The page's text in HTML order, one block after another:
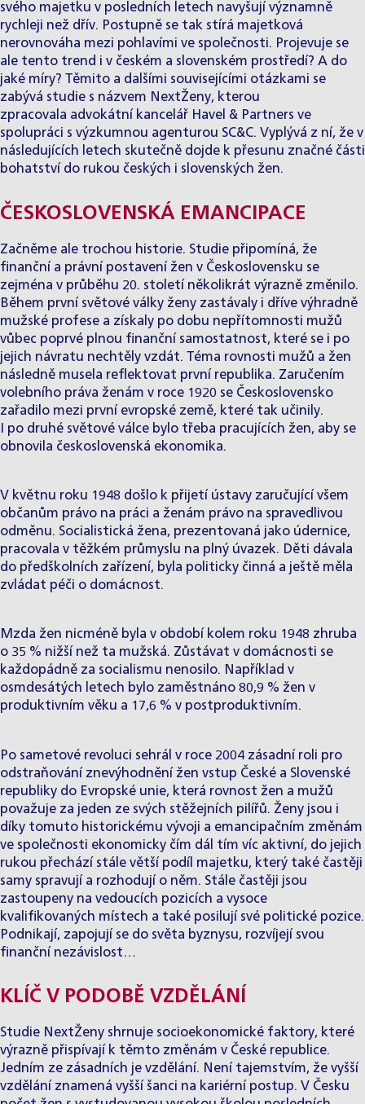
svého majetku v posledních letech navyšují významně
rychleji než dřív. Postupně se tak stírá majetková
nerovnováha mezi pohlavími ve společnosti. Projevuje se
ale tento trend i v českém a slovenském prostředí? A do
jaké míry? Těmito a dalšími souvisejícími otázkami se
zabývá studie s názvem NextŽeny, kterou
zpracovala advokátní kancelář Havel & Partners ve
spolupráci s výzkumnou agenturou SC&C. Vyplývá z ní, že v
následujících letech skutečně dojde k přesunu značné části
bohatství do rukou českých i slovenských žen.
ČESKOSLOVENSKÁ EMANCIPACE
Začněme ale trochou historie. Studie připomíná, že
finanční a právní postavení žen v Československu se
zejména v průběhu 20. století několikrát výrazně změnilo.
Během první světové války ženy zastávaly i dříve výhradně
mužské profese a získaly po dobu nepřítomnosti mužů
vůbec poprvé plnou finanční samostatnost, které se i po
jejich návratu nechtěly vzdát. Téma rovnosti mužů a žen
následně musela reflektovat první republika. Zaručením
volebního práva ženám v roce 1920 se Československo
zařadilo mezi první evropské země, které tak učinily.
I po druhé světové válce bylo třeba pracujících žen, aby se
obnovila československá ekonomika.
V květnu roku 1948 došlo k přijetí ústavy zaručující všem
občanům právo na práci a ženám právo na spravedlivou
odměnu. Socialistická žena, prezentovaná jako údernice,
pracovala v těžkém průmyslu na plný úvazek. Děti dávala
do předškolních zařízení, byla politicky činná a ještě měla
zvládat péči o domácnost.
Mzda žen nicméně byla v období kolem roku 1948 zhruba
o 35 % nižší než ta mužská. Zůstávat v domácnosti se
každopádně za socialismu nenosilo. Například v
osmdesátých letech bylo zaměstnáno 80,9 % žen v
produktivním věku a 17,6 % v postproduktivním.
Po sametové revoluci sehrál v roce 2004 zásadní roli pro
odstraňování znevýhodnění žen vstup České a Slovenské
republiky do Evropské unie, která rovnost žen a mužů
považuje za jeden ze svých stěžejních pilířů. Ženy jsou i
díky tomuto historickému vývoji a emancipačním změnám
ve společnosti ekonomicky čím dál tím víc aktivní, do jejich
rukou přechází stále větší podíl majetku, který také častěji
samy spravují a rozhodují o něm. Stále častěji jsou
zastoupeny na vedoucích pozicích a vysoce
kvalifikovaných místech a také posilují své politické pozice.
Podnikají, zapojují se do světa byznysu, rozvíjejí svou
finanční nezávislost…
KLÍČ V PODOBĚ VZDĚLÁNÍ
Studie NextŽeny shrnuje socioekonomické faktory, které
výrazně přispívají k těmto změnám v České republice.
Jedním ze zásadních je vzdělání. Není tajemstvím, že vyšší
vzdělání znamená vyšší šanci na kariérní postup. V Česku